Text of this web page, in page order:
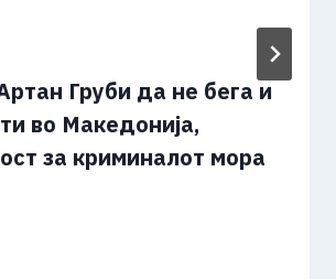
Груби да не бега и
во Македонија,
за криминалот мора